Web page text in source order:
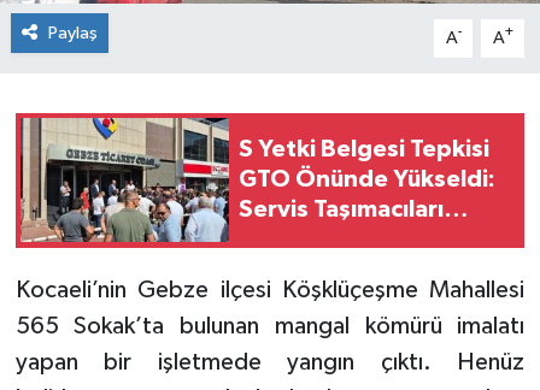
Paylaş A- A+
S Yetki Belgesi Tepkisi
GTO Önünde Yükseldi:
Servis Taşımacıları
Kocaeli’nin Gebze ilçesi Köşklüçeşme Mahallesi
565 Sokak’ta bulunan mangal kömürü imalatı
yapan bir işletmede yangın çıktı. Henüz